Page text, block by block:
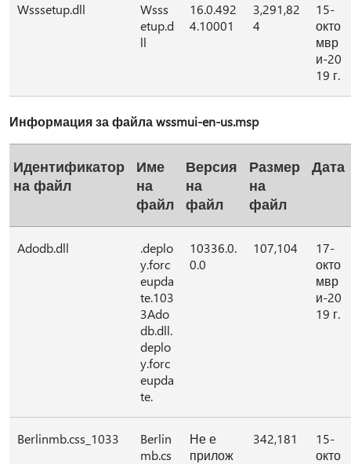
Wsssetup.dll
Wsss
etup.d
ll
16.0.492
4.10001
3,291,82
4
15-
окто
мвр
и-20
19 г.
Информация за файла wssmui-en-us.msp
Идентификатор
на файл
Име
на
файл
Версия
на
файл
Размер
на
файл
Дата
Adodb.dll
.deplo
y.forc
eupda
te.103
3Ado
db.dll.
deplo
y.forc
eupda
te.
10336.0.
0.0
107,104
17-
окто
мвр
и-20
19 г.
Berlinmb.css_1033
Berlin
mb.cs
Не е
прилож
342,181
15-
окто